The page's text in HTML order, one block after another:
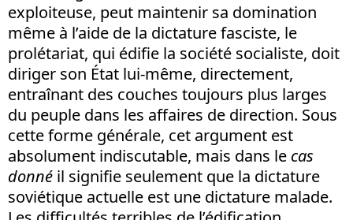
exploiteuse, peut maintenir sa domination
même à l’aide de la dictature fasciste, le
prolétariat, qui édifie la société socialiste, doit
diriger son État lui-même, directement,
entraînant des couches toujours plus larges
du peuple dans les affaires de direction. Sous
cette forme générale, cet argument est
absolument indiscutable, mais dans le cas
donné il signifie seulement que la dictature
soviétique actuelle est une dictature malade.